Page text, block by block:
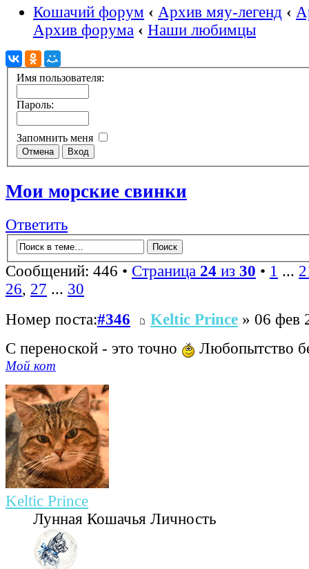
Кошачий форум ‹ Архив мяу-легенд ‹
Архив форума ‹ Наши любимцы
Имя пользователя:
Пароль:
Запомнить меня
Мои морские свинки
Ответить
Сообщений: 446 • Страница 24 из 30 • 1 ...
26, 27 ... 30
Номер поста:#346 Keltic Prince » 06 фев
С переноской - это точно
Любопытство
Мой кот
Keltic Prince
Лунная Кошачья Личность